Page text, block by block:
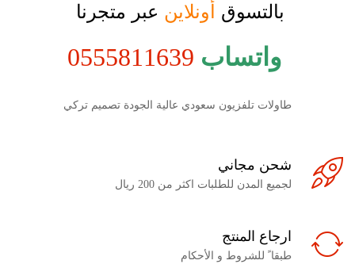
بالتسوق أونلاين عبر متجرنا
واتساب
طاولات تلفزيون سعودي عالية الجودة تصميم تركي
شحن مجاني
لجميع المدن للطلبات اكثر من 200 ريال
ارجاع المنتج
طبقا ً للشروط و الأحكام